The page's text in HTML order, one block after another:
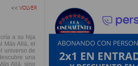
<< VOLVER
a su hija
Más Allá, el
universo de
una
Allá, sino